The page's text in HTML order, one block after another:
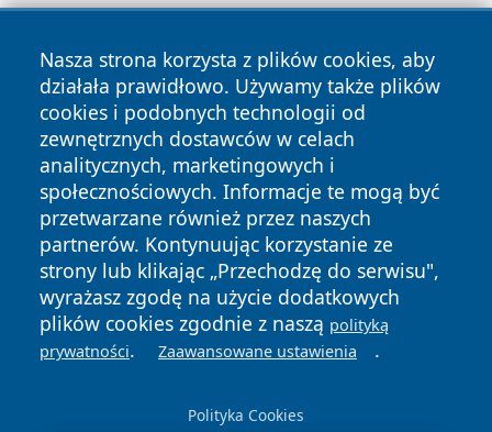
Nasza strona korzysta z plików cookies, aby
działała prawidłowo. Używamy także plików
cookies i podobnych technologii od
zewnętrznych dostawców w celach
analitycznych, marketingowych i
społecznościowych. Informacje te mogą być
przetwarzane również przez naszych
partnerów. Kontynuując korzystanie ze
strony lub klikając „Przechodzę do serwisu",
wyrażasz zgodę na użycie dodatkowych
plików cookies zgodnie z naszą polityką
prywatności. Zaawansowane ustawienia .
Polityka Cookies
Copyright © 2026 swietochlowiceonline.pl Wszystkie prawa
zastrzeżone.
News Autorzy
Polityka
Prywatności
Polityka
Cookies